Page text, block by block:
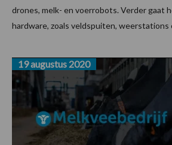
drones, melk- en voerrobots. Verder gaat
hardware, zoals veldspuiten, weerstations
19 augustus 2020